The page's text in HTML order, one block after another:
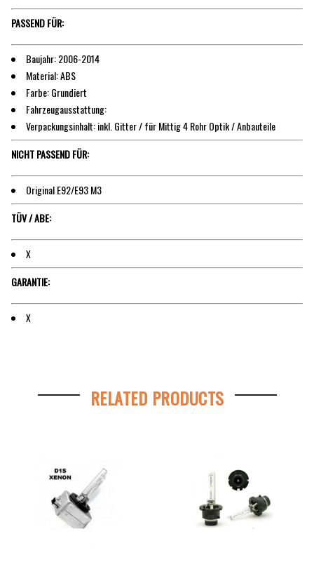
PASSEND FÜR:
Baujahr: 2006-2014
Material: ABS
Farbe: Grundiert
Fahrzeugausstattung:
Verpackungsinhalt: inkl. Gitter / für Mittig 4 Rohr Optik / Anbauteile
NICHT PASSEND FÜR:
Original E92/E93 M3
TÜV / ABE:
X
GARANTIE:
X
RELATED PRODUCTS